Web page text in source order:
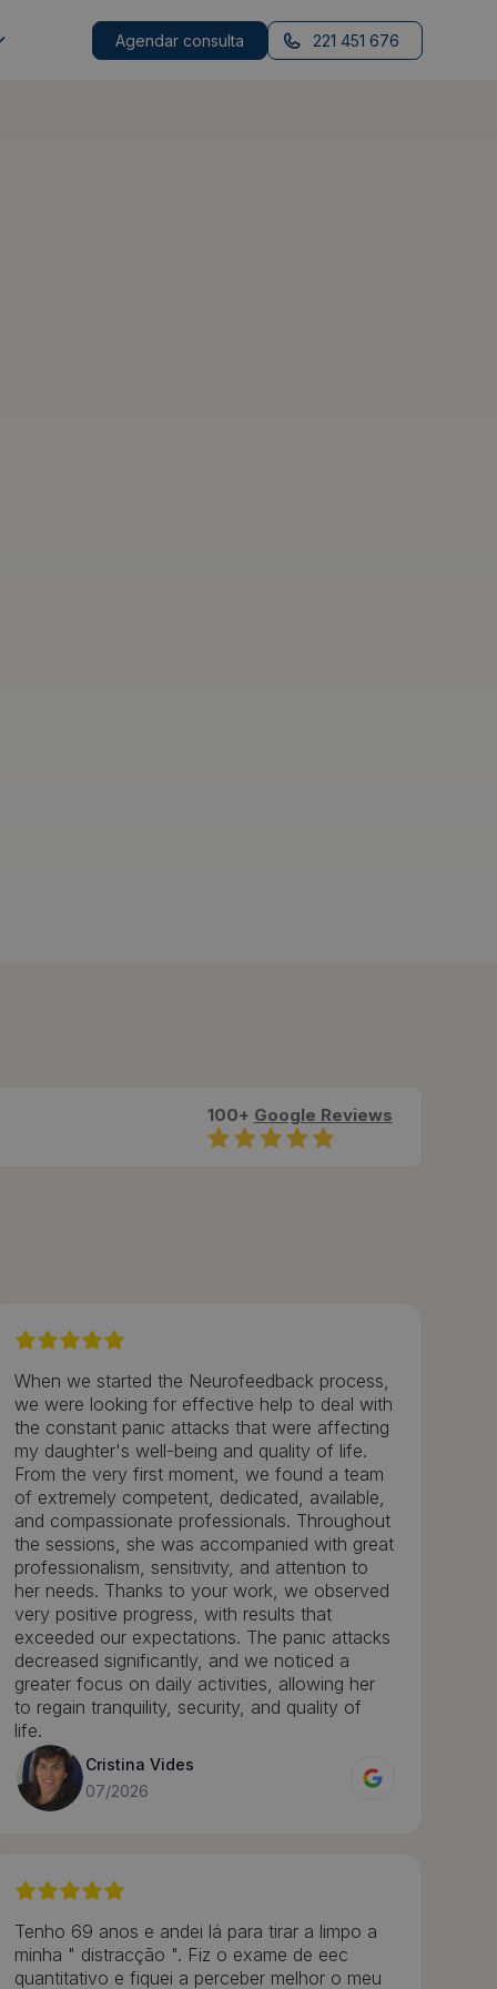
Agendar consulta 221 451 676
100+ Google Reviews
When we started the Neurofeedback process,
we were looking for effective help to deal with
the constant panic attacks that were affecting
my daughter's well-being and quality of life.
From the very first moment, we found a team
of extremely competent, dedicated, available,
and compassionate professionals. Throughout
the sessions, she was accompanied with great
professionalism, sensitivity, and attention to
her needs. Thanks to your work, we observed
very positive progress, with results that
exceeded our expectations. The panic attacks
decreased significantly, and we noticed a
greater focus on daily activities, allowing her
to regain tranquility, security, and quality of
life.
Cristina Vides
07/2026
Tenho 69 anos e andei lá para tirar a limpo a
minha " distracção ". Fiz o exame de eec
quantitativo e fiquei a perceber melhor o meu